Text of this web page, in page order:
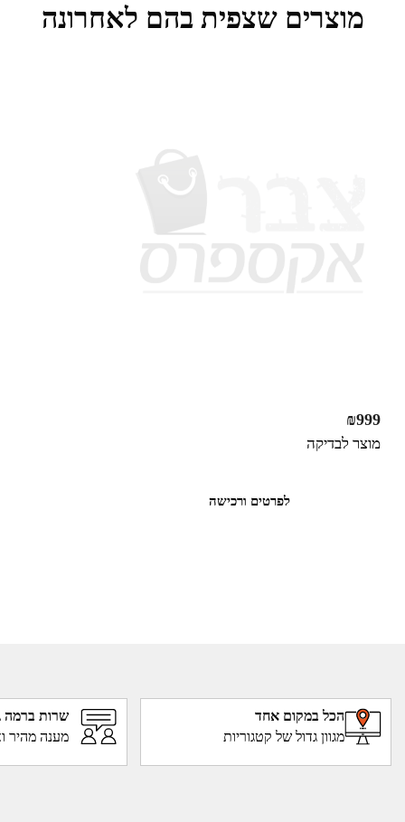
מוצרים שצפית בהם לאחרונה
מוצר לבדיקה
₪999
לפרטים ורכישה
הכל במקום אחד
מגוון גדול של קטגוריות
שרות ברמה
מענה מהיר